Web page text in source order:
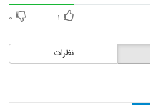
۱ ۰
نظرات